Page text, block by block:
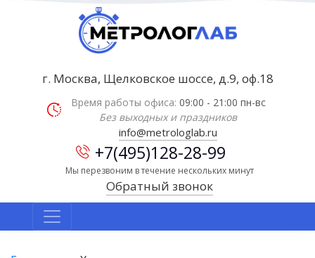
г. Москва, Щелковское шоссе, д.9, оф.18
Время работы офиса: 09:00 - 21:00 пн-вс
Без выходных и праздников
info@metrologlab.ru
+7(495)128-28-99
Мы перезвоним в течение нескольких минут
Обратный звонок